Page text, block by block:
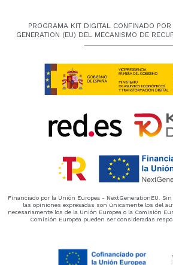
PROGRAMA KIT DIGITAL CONFINADO
GENERATION (EU) DEL MECANISMO DE
Financiado por la Unión Europea - NextGenerationEU.
las opiniones expresadas son únicamente los del
necesariamente los de la Unión Europea o la Comisión
Comisión Europea pueden ser consideradas